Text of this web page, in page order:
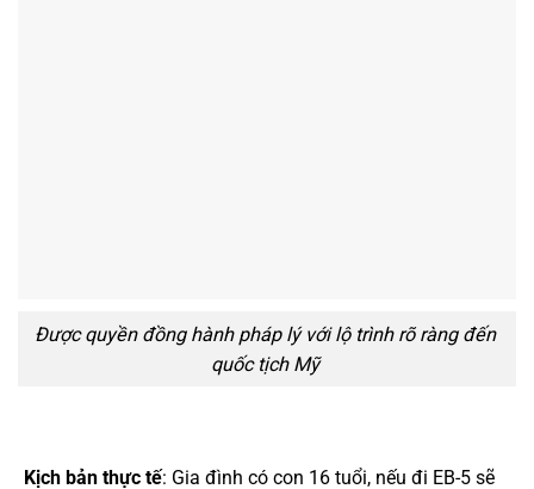
Được quyền đồng hành pháp lý với lộ trình rõ ràng đến
quốc tịch Mỹ
Kịch bản thực tế: Gia đình có con 16 tuổi, nếu đi EB-5 sẽ